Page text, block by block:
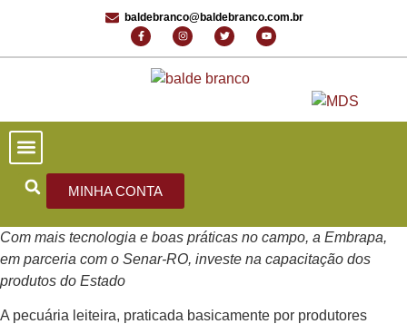
baldebranco@baldebranco.com.br
MINHA CONTA
Com mais tecnologia e boas práticas no campo, a Embrapa,
em parceria com o Senar-RO, investe na capacitação dos
produtos do Estado
A pecuária leiteira, praticada basi­camente por produtores